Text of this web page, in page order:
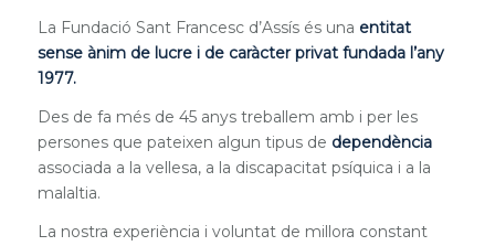
La Fundació Sant Francesc d’Assís és una entitat
sense ànim de lucre i de caràcter privat fundada l’any
1977.
Des de fa més de 45 anys treballem amb i per les
persones que pateixen algun tipus de dependència
associada a la vellesa, a la discapacitat psíquica i a la
malaltia.
La nostra experiència i voluntat de millora constant